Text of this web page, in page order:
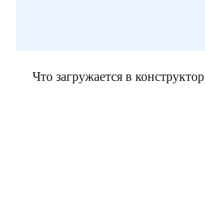
Что загружается в конструктор